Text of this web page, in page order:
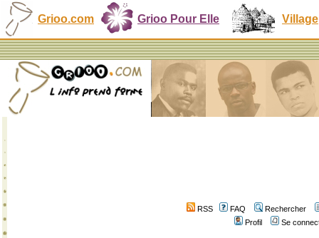
Grioo.com Grioo Pour Elle Village
RSS FAQ
Rechercher
Profil
Se